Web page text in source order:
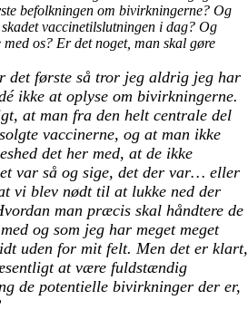
befolkningen om bivirkningerne? Og
vaccinetilslutningen i dag? Og
os? Er det noget, man skal gøre
det første så tror jeg aldrig jeg har
ikke at oplyse om bivirkningerne.
at man fra den helt centrale del
vaccinerne, og at man ikke
det her med, at de ikke
var så og sige, det der var… eller
vi blev nødt til at lukke ned der
man præcis skal håndtere de
og som jeg har meget meget
uden for mit felt. Men det er klart,
at være fuldstændig
de potentielle bivirkninger der er,